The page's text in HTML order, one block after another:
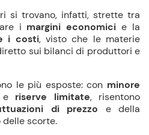
si trovano, infatti, strette tra
i margini economici e la
i costi, visto che le materie
sui bilanci di produttori e
le più esposte: con minore
e riserve limitate, risentono
di prezzo e della
scorte.